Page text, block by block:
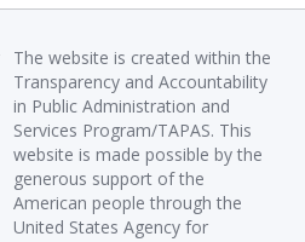
The website is created within the
Transparency and Accountability
in Public Administration and
Services Program/TAPAS. This
website is made possible by the
generous support of the
American people through the
United States Agency for